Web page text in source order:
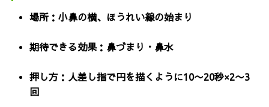
場所：小鼻の横、ほうれい線の始まり
期待できる効果：鼻づまり・鼻水
押し方：人差し指で円を描くように10〜20秒×2〜3
回